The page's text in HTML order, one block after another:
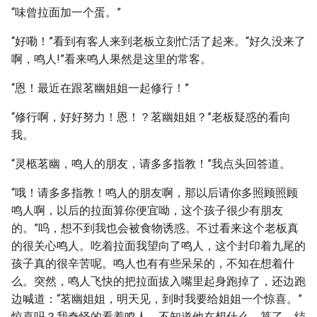
“味曾拉面加一个蛋。”
“好嘞！”看到有客人来到老板立刻忙活了起来。“好久没来了
啊，鸣人!”看来鸣人果然是这里的常客。
“恩！最近在跟茗幽姐姐一起修行！”
“修行啊，好好努力！恩！？茗幽姐姐？”老板疑惑的看向
我。
“灵柩茗幽，鸣人的朋友，请多多指教！”我点头回答道。
“哦！请多多指教！鸣人的朋友啊，那以后请你多照顾照顾
鸣人啊，以后的拉面算你便宜呦，这个孩子很少有朋友
的。”呜，想不到我也会被食物诱惑。不过看来这个老板真
的很关心鸣人。吃着拉面我望向了鸣人，这个封印着九尾的
孩子真的很辛苦呢。鸣人也有有些呆呆的，不知在想着什
么。突然，鸣人飞快的把拉面拔入嘴里起身跑掉了，还边跑
边喊道：“茗幽姐姐，明天见，到时我要给姐姐一个惊喜。”